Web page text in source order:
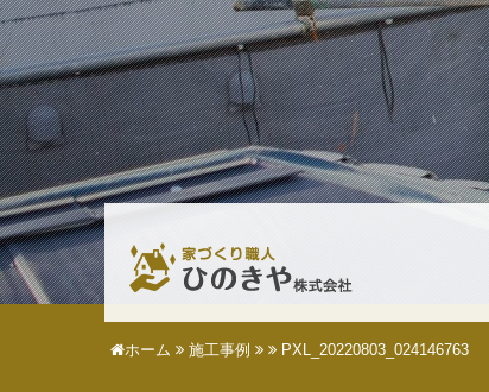
ホーム 施工事例 PXL_20220803_024146763